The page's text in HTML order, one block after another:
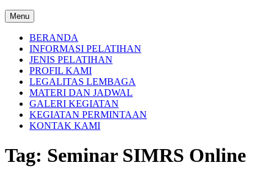
Menu
BERANDA
INFORMASI PELATIHAN
JENIS PELATIHAN
PROFIL KAMI
LEGALITAS LEMBAGA
MATERI DAN JADWAL
GALERI KEGIATAN
KEGIATAN PERMINTAAN
KONTAK KAMI
Tag: Seminar SIMRS Online